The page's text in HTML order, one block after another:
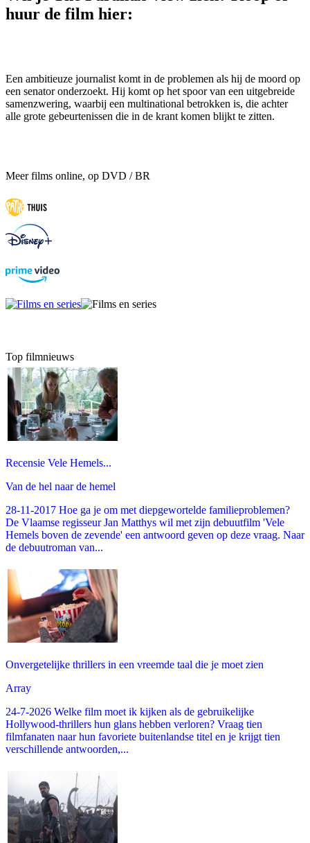
huur de film hier:
Een ambitieuze journalist komt in de problemen als hij de moord op
een senator onderzoekt. Hij komt op het spoor van een uitgebreide
samenzwering, waarbij een multinational betrokken is, die achter
alle grote gebeurtenissen die in de krant komen blijkt te zitten.
Meer films online, op DVD / BR
Top filmnieuws
Recensie Vele Hemels...
Van de hel naar de hemel
28-11-2017 Hoe ga je om met diepgewortelde familieproblemen?
De Vlaamse regisseur Jan Matthys wil met zijn debuutfilm 'Vele
Hemels boven de zevende' een antwoord geven op deze vraag. Naar
de debuutroman van...
Onvergetelijke thrillers in een vreemde taal die je moet zien
Array
24-7-2026 Welke film moet ik kijken als de gebruikelijke
Hollywood-thrillers hun glans hebben verloren? Vraag tien
filmfanaten naar hun favoriete buitenlandse titel en je krijgt tien
verschillende antwoorden,...